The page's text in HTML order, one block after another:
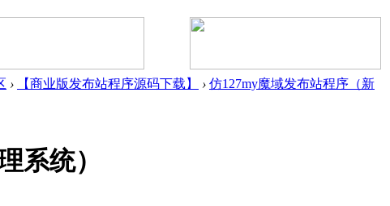
› 【商业版发布站程序源码下载】 › 仿127my魔域发布站程序（新
系统）